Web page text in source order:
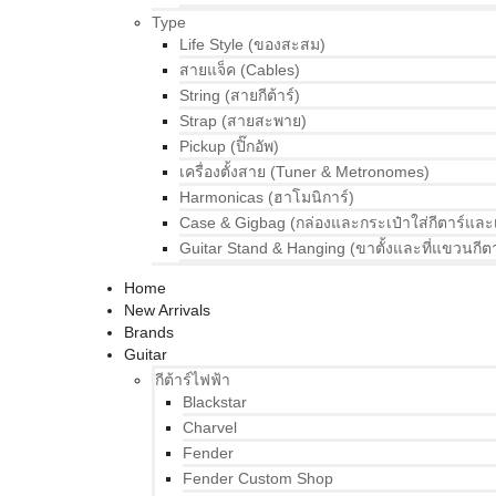
Type
Life Style (ของสะสม)
สายแจ็ค (Cables)
String (สายกีต้าร์)
Strap (สายสะพาย)
Pickup (ปิ๊กอัพ)
เครื่องตั้งสาย (Tuner & Metronomes)
Harmonicas (ฮาโมนิการ์)
Case & Gigbag (กล่องและกระเป๋าใส่กีตาร์และ
Guitar Stand & Hanging (ขาตั้งและที่แขวนกีต
Home
New Arrivals
Brands
Guitar
กีต้าร์ไฟฟ้า
Blackstar
Charvel
Fender
Fender Custom Shop